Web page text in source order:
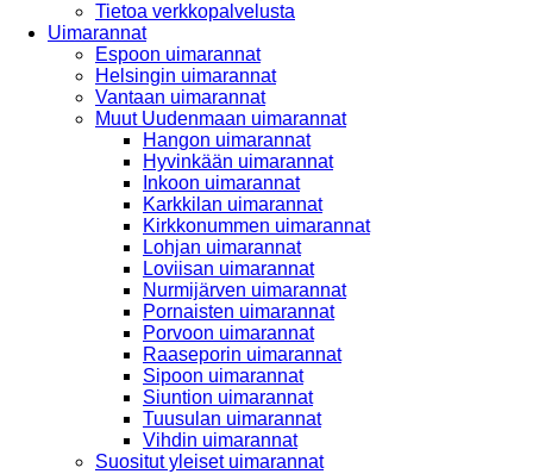
Tietoa verkkopalvelusta
Uimarannat
Espoon uimarannat
Helsingin uimarannat
Vantaan uimarannat
Muut Uudenmaan uimarannat
Hangon uimarannat
Hyvinkään uimarannat
Inkoon uimarannat
Karkkilan uimarannat
Kirkkonummen uimarannat
Lohjan uimarannat
Loviisan uimarannat
Nurmijärven uimarannat
Pornaisten uimarannat
Porvoon uimarannat
Raaseporin uimarannat
Sipoon uimarannat
Siuntion uimarannat
Tuusulan uimarannat
Vihdin uimarannat
Suositut yleiset uimarannat